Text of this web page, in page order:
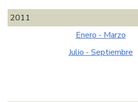
2011
Enero - Marzo
Julio - Septiembre